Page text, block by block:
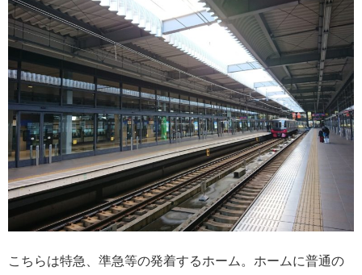
こちらは特急、準急等の発着するホーム。ホームに普通の